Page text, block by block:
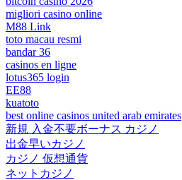
migliori casino online
M88 Link
toto macau resmi
bandar 36
casinos en ligne
lotus365 login
EE88
kuatoto
best online casinos united arab emirates
新規 入金不要ボーナス カジノ
出金早いカジノ
カジノ 仮想通貨
ネットカジノ